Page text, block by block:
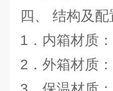
四、 结构及配
1．内箱材质
2．外箱材质